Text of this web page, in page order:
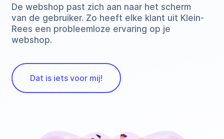
De webshop past zich aan naar het scherm
van de gebruiker. Zo heeft elke klant uit Klein-
Rees een probleemloze ervaring op je
webshop.
Dat is iets voor mij!